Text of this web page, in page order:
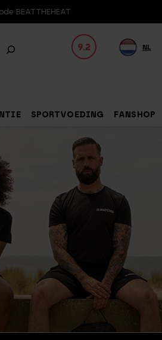
BEATTHEHEAT
9.2 NL
SPORTVOEDING FANSHOP